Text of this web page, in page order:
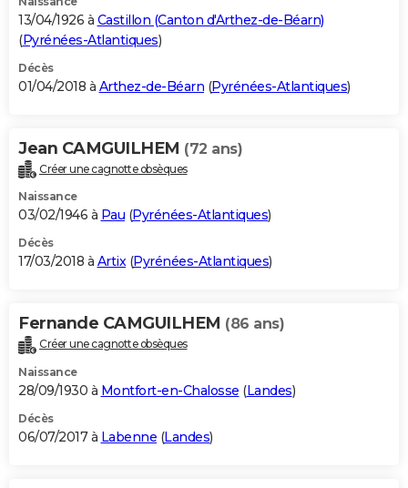
13/04/1926 à Castillon (Canton d'Arthez-de-Béarn)
(Pyrénées-Atlantiques)
Décès
01/04/2018 à Arthez-de-Béarn (Pyrénées-Atlantiques)
Jean CAMGUILHEM (72 ans)
Créer une cagnotte obsèques
Naissance
03/02/1946 à Pau (Pyrénées-Atlantiques)
Décès
17/03/2018 à Artix(Pyrénées-Atlantiques)
Fernande CAMGUILHEM (86 ans)
Créer une cagnotte obsèques
Naissance
28/09/1930 à Montfort-en-Chalosse (Landes)
Décès
06/07/2017 à Labenne (Landes)